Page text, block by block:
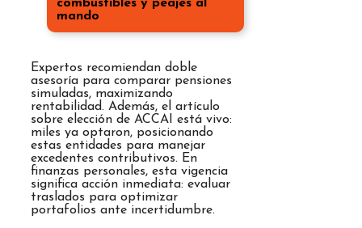
combustibles y peajes al
mando
Expertos recomiendan doble
asesoría para comparar pensiones
simuladas, maximizando
rentabilidad. Además, el artículo
sobre elección de ACCAI está vivo:
miles ya optaron, posicionando
estas entidades para manejar
excedentes contributivos. En
finanzas personales, esta vigencia
significa acción inmediata: evaluar
traslados para optimizar
portafolios ante incertidumbre.